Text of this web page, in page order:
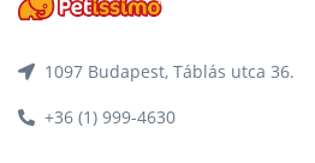
1097 Budapest, Táblás utca 36.
+36 (1) 999-4630